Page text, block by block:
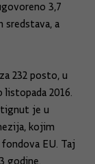
3,7
sredstava, a
232 posto, u
2016.
je u
kojim
EU. Taj
godine.